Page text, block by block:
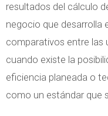
resultados del cálculo
negocio que desarrolla
comparativos entre las
cuando existe la
eficiencia planeada o
como un estándar que